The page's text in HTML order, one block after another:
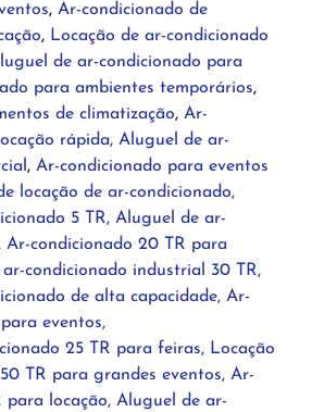
, Ar-condicionado de
, Locação de ar-condicionado
de ar-condicionado para
para ambientes temporários,
de climatização, Ar-
rápida, Aluguel de ar-
, Ar-condicionado para eventos
locação de ar-condicionado,
5 TR, Aluguel de ar-
Ar-condicionado 20 TR para
condicionado industrial 30 TR,
de alta capacidade, Ar-
eventos,
25 TR para feiras, Locação
TR para grandes eventos, Ar-
para locação, Aluguel de ar-